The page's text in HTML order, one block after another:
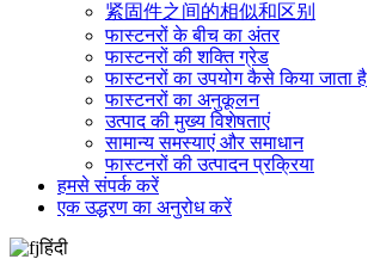
紧固件之间的相似和区别
फास्टनरों के बीच का अंतर
फास्टनरों की शक्ति ग्रेड
फास्टनरों का उपयोग कैसे किया जाता है
फास्टनरों का अनुकूलन
उत्पाद की मुख्य विशेषताएं
सामान्य समस्याएं और समाधान
फास्टनरों की उत्पादन प्रक्रिया
हमसे संपर्क करें
एक उद्धरण का अनुरोध करें
हिंदी